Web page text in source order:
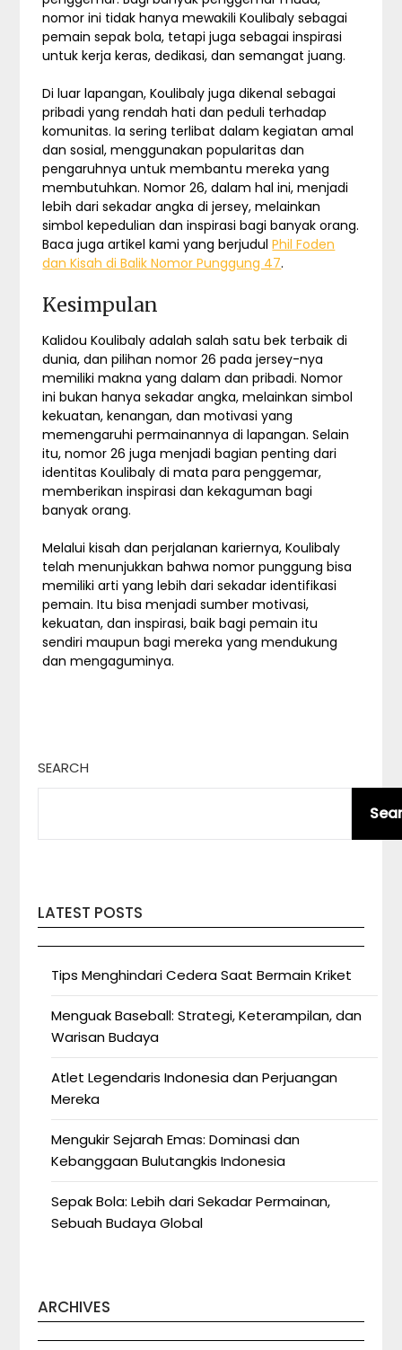
nomor ini tidak hanya mewakili Koulibaly sebagai
pemain sepak bola, tetapi juga sebagai inspirasi
untuk kerja keras, dedikasi, dan semangat juang.
Di luar lapangan, Koulibaly juga dikenal sebagai
pribadi yang rendah hati dan peduli terhadap
komunitas. Ia sering terlibat dalam kegiatan amal
dan sosial, menggunakan popularitas dan
pengaruhnya untuk membantu mereka yang
membutuhkan. Nomor 26, dalam hal ini, menjadi
lebih dari sekadar angka di jersey, melainkan
simbol kepedulian dan inspirasi bagi banyak orang.
Baca juga artikel kami yang berjudulPhil Foden
dan Kisah di Balik Nomor Punggung 47.
Kesimpulan
Kalidou Koulibaly adalah salah satu bek terbaik di
dunia, dan pilihan nomor 26 pada jersey-nya
memiliki makna yang dalam dan pribadi. Nomor
ini bukan hanya sekadar angka, melainkan simbol
kekuatan, kenangan, dan motivasi yang
memengaruhi permainannya di lapangan. Selain
itu, nomor 26 juga menjadi bagian penting dari
identitas Koulibaly di mata para penggemar,
memberikan inspirasi dan kekaguman bagi
banyak orang.
Melalui kisah dan perjalanan kariernya, Koulibaly
telah menunjukkan bahwa nomor punggung bisa
memiliki arti yang lebih dari sekadar identifikasi
pemain. Itu bisa menjadi sumber motivasi,
kekuatan, dan inspirasi, baik bagi pemain itu
sendiri maupun bagi mereka yang mendukung
dan mengaguminya.
SEARCH
LATEST POSTS
Tips Menghindari Cedera Saat Bermain Kriket
Menguak Baseball: Strategi, Keterampilan, dan
Warisan Budaya
Atlet Legendaris Indonesia dan Perjuangan
Mereka
Mengukir Sejarah Emas: Dominasi dan
Kebanggaan Bulutangkis Indonesia
Sepak Bola: Lebih dari Sekadar Permainan,
Sebuah Budaya Global
ARCHIVES